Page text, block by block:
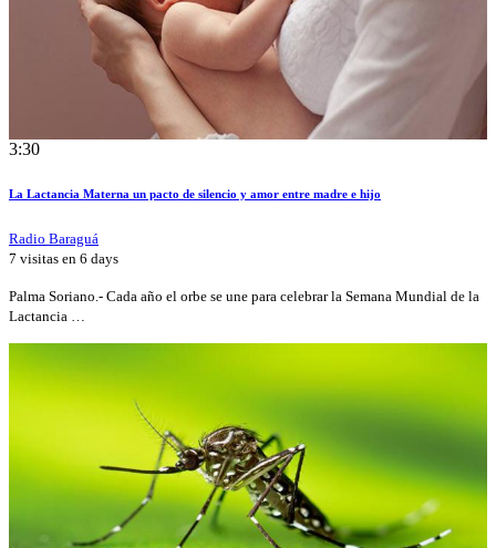
3:30
La Lactancia Materna un pacto de silencio y amor entre madre e hijo
Radio Baraguá
7 visitas en 6 days
Palma Soriano.- Cada año el orbe se une para celebrar la Semana Mundial de la
Lactancia …